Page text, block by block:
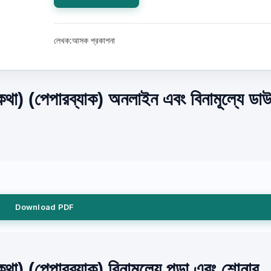
লেখক:আসক প্রকাশনা
(পেপারব্যাক) অনলাইন এবং বিনামূল্যে
Download PDF